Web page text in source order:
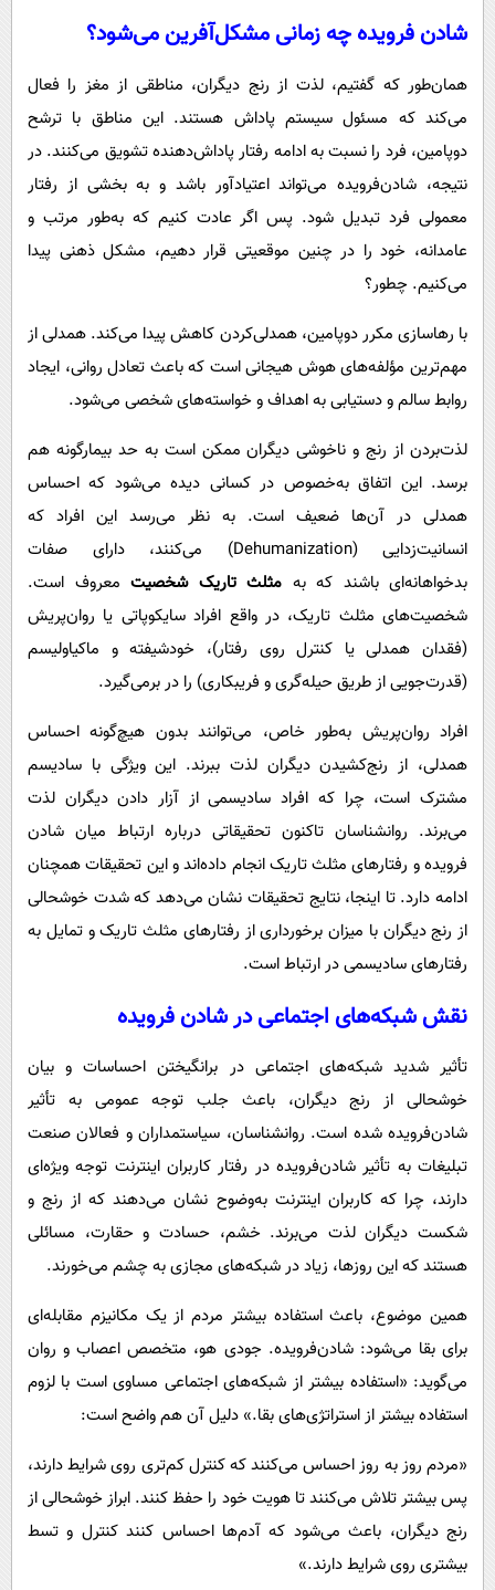
شادن فرویده چه زمانی مشکل‌آفرین می‌شود؟
همان‌طور که گفتیم، لذت از رنج دیگران، مناطقی از مغز را فعال
می‌کند که مسئول سیستم پاداش هستند. این مناطق با ترشح
دوپامین، فرد را نسبت به ادامه رفتار پاداش‌دهنده تشویق می‌کنند. در
نتیجه، شادن‌فرویده می‌تواند اعتیاد‌آور باشد و به بخشی از رفتار
معمولی فرد تبدیل شود. پس اگر عادت کنیم که به‌طور مرتب و
عامدانه، خود را در چنین موقعیتی قرار دهیم، مشکل ذهنی پیدا
می‌کنیم. چطور؟
با رهاسازی مکرر دوپامین، همدلی‌کردن کاهش پیدا می‌کند. همدلی از
مهم‌ترین مؤلفه‌های هوش هیجانی است که باعث تعادل روانی، ایجاد
روابط سالم و دستیابی به اهداف و خواسته‌های شخصی می‌شود.
لذت‌بردن از رنج و ناخوشی دیگران ممکن است به حد بیمارگونه هم
برسد. این اتفاق به‌خصوص در کسانی دیده می‌شود که احساس
همدلی در آن‌ها ضعیف است. به نظر می‌رسد این افراد که
انسانیت‌زدایی (Dehumanization) می‌کنند، دارای صفات
بدخواهانه‌ای باشند که به مثلث تاریک شخصیت معروف است.
شخصیت‌های مثلث تاریک، در واقع افراد سایکوپاتی یا روان‌پریش
(فقدان همدلی یا کنترل روی رفتار)، خودشیفته و ماکیاولیسم
(قدرت‌جویی از طریق حیله‌گری و فریبکاری) را در برمی‌گیرد.
افراد روان‌پریش به‌طور خاص،‌ می‌توانند بدون هیچ‌گونه احساس
همدلی، از رنج‌کشیدن دیگران لذت ببرند. این ویژگی با سادیسم
مشترک است، چرا که افراد سادیسمی از آزار دادن دیگران لذت
می‌برند. روانشناسان تاکنون تحقیقاتی درباره ارتباط میان شادن
فرویده و رفتارهای مثلث تاریک انجام داده‌‌اند و این تحقیقات همچنان
ادامه دارد. تا اینجا، نتایج تحقیقات نشان می‌دهد که شدت خوشحالی
از رنج دیگران با میزان برخورداری از رفتارهای مثلث تاریک و تمایل به
رفتارهای سادیسمی در ارتباط است.
نقش شبکه‌های اجتماعی در شادن فرویده
تأثیر شدید شبکه‌های اجتماعی در برانگیختن احساسات و بیان
خوشحالی از رنج دیگران، باعث جلب توجه عمومی به تأثیر
شادن‌فرویده شده است. روانشناسان، سیاستمداران و فعالان صنعت
تبلیغات به تأثیر شادن‌فرویده در رفتار کاربران اینترنت توجه ویژه‌ای
دارند، چرا که کاربران اینترنت به‌وضوح نشان می‌دهند که از رنج و
شکست دیگران لذت می‌برند. خشم، حسادت و حقارت، مسائلی
هستند که این روزها، زیاد در شبکه‌های مجازی به چشم می‌خورند.
همین موضوع، باعث استفاده بیشتر مردم از یک مکانیزم مقابله‌ای
برای بقا می‌شود: شادن‌فرویده. جودی هو، متخصص اعصاب و روان
می‌گوید: «استفاده بیشتر از شبکه‌های اجتماعی مساوی است با لزوم
استفاده بیشتر از استراتژی‌های بقا.» دلیل آن هم واضح است:
«مردم روز به روز احساس می‌کنند که کنترل کم‌تری روی شرایط دارند،
پس بیشتر تلاش می‌کنند تا هویت خود را حفظ کنند. ابراز خوشحالی از
رنج دیگران، باعث می‌شود که آدم‌ها احساس کنند کنترل و تسط
بیشتری روی شرایط دارند.»